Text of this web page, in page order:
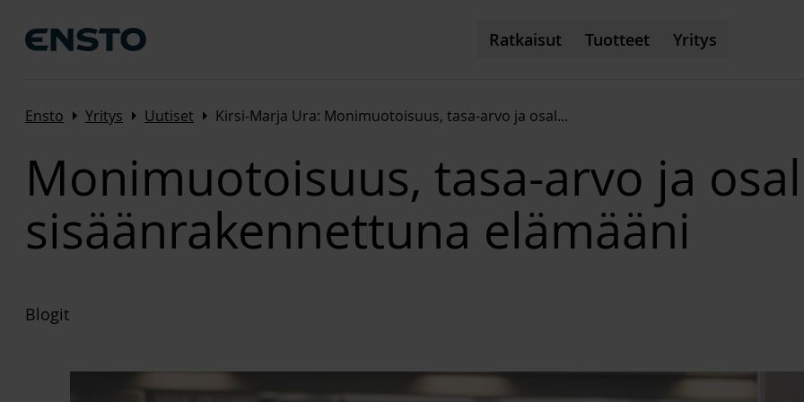
Ratkaisut Tuotteet Yritys
Ensto Arrow_right Yritys Arrow_right Uutiset Arrow_right Kirsi-Marja Ura: Monimuotoisuus, tasa-arvo ja osal...
Monimuotoisuus, tasa-arvo ja
sisäänrakennettuna elämääni
Blogit